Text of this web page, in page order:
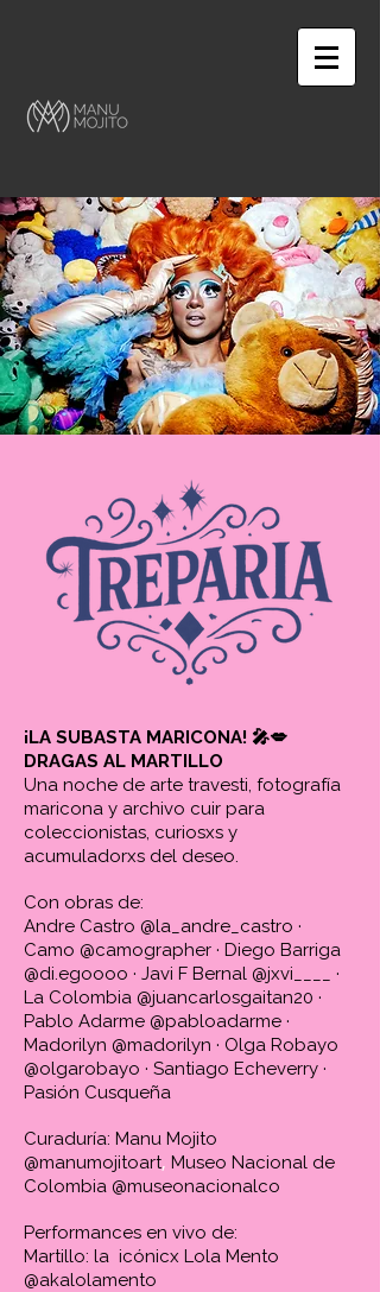
¡LA SUBASTA MARICONA! 🎤💋
DRAGAS AL MARTILLO
Una noche de arte travesti, fotografía
maricona y archivo cuir para
coleccionistas, curiosxs y
acumuladorxs del deseo.
Con obras de:
Andre Castro @la_andre_castro ·
Camo @camographer · Diego Barriga
@di.egoooo · Javi F Bernal @jxvi____ ·
La Colombia @juancarlosgaitan20 ·
Pablo Adarme @pabloadarme ·
Madorilyn @madorilyn · Olga Robayo
@olgarobayo · Santiago Echeverry ·
Pasión Cusqueña
Curaduría: Manu Mojito
@manumojitoart​, Museo Nacional de
Colombia @museonacionalco
Performances en vivo de:
Martillo: la icónicx Lola Mento
@akalolamento